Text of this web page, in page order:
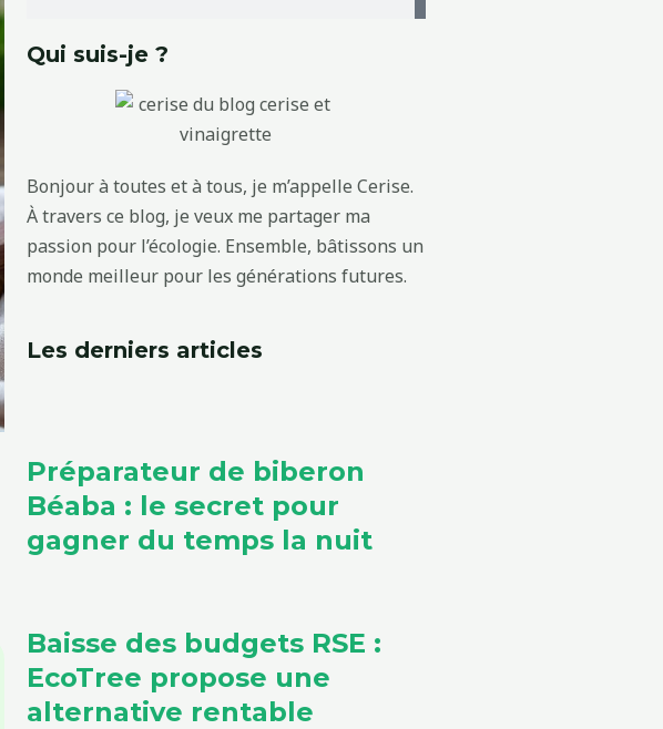
Qui suis-je ?
Bonjour à toutes et à tous, je m’appelle Cerise.
À travers ce blog, je veux me partager ma
passion pour l’écologie. Ensemble, bâtissons un
monde meilleur pour les générations futures.
Les derniers articles
Préparateur de biberon
Béaba : le secret pour
gagner du temps la nuit
Baisse des budgets RSE :
EcoTree propose une
alternative rentable